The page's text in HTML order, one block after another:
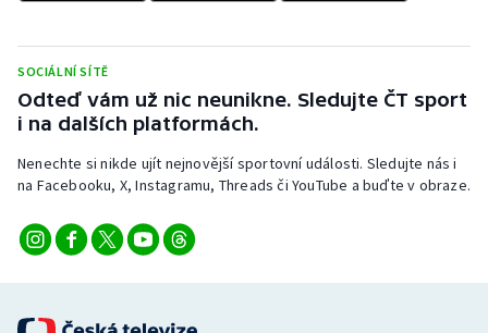
Volejbal
Ostatní
SOCIÁLNÍ SÍTĚ
Odteď vám už nic neunikne. Sledujte ČT sport
i na dalších platformách.
Nenechte si nikde ujít nejnovější sportovní události. Sledujte nás i
na Facebooku, X, Instagramu, Threads či YouTube a buďte v obraze.